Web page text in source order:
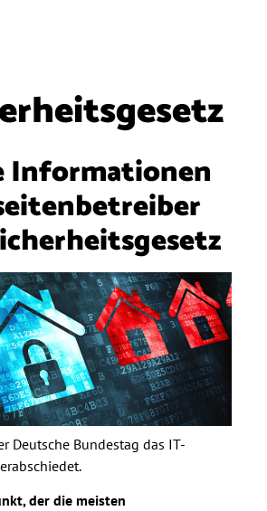
Informationen
Deutsche Bundestag das IT-
der die meisten